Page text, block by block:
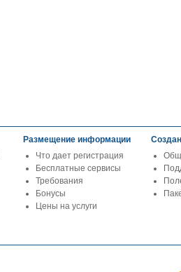
Размещение информации
Что дает регистрация
Бесплатные сервисы
Требования
Бонусы
Цены на услуги